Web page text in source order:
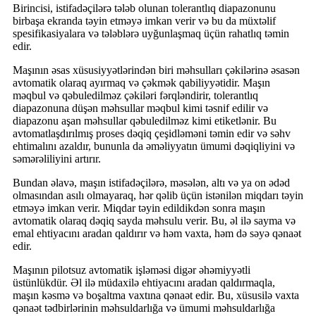
Birincisi, istifadəçilərə tələb olunan tolerantlıq diapazonunu
birbaşa ekranda təyin etməyə imkan verir və bu da müxtəlif
spesifikasiyalara və tələblərə uyğunlaşmaq üçün rahatlıq təmin
edir.
Maşının əsas xüsusiyyətlərindən biri məhsulları çəkilərinə əsasən
avtomatik olaraq ayırmaq və çəkmək qabiliyyətidir. Maşın
məqbul və qəbuledilməz çəkiləri fərqləndirir, tolerantlıq
diapazonuna düşən məhsullar məqbul kimi təsnif edilir və
diapazonu aşan məhsullar qəbuledilməz kimi etiketlənir. Bu
avtomatlaşdırılmış proses dəqiq çeşidləməni təmin edir və səhv
ehtimalını azaldır, bununla da əməliyyatın ümumi dəqiqliyini və
səmərəliliyini artırır.
Bundan əlavə, maşın istifadəçilərə, məsələn, altı və ya on ədəd
olmasından asılı olmayaraq, hər qəlib üçün istənilən miqdarı təyin
etməyə imkan verir. Miqdar təyin edildikdən sonra maşın
avtomatik olaraq dəqiq sayda məhsulu verir. Bu, əl ilə sayma və
emal ehtiyacını aradan qaldırır və həm vaxta, həm də səyə qənaət
edir.
Maşının pilotsuz avtomatik işləməsi digər əhəmiyyətli
üstünlükdür. Əl ilə müdaxilə ehtiyacını aradan qaldırmaqla,
maşın kəsmə və boşaltma vaxtına qənaət edir. Bu, xüsusilə vaxta
qənaət tədbirlərinin məhsuldarlığa və ümumi məhsuldarlığa